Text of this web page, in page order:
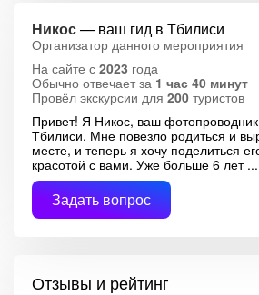
Никос— ваш гид в Тбилиси
Организатор данного мероприятия
На сайте с 2023 года
Обычно отвечает за 1 час 40 минут
Провёл экскурсии для 200 туристов
Привет! Я Никос, ваш
Тбилиси. Мне повезло родиться и
месте, и теперь я хочу поделиться
красотой с вами. Уже больше 6 лет
Задать вопрос
Отзывы и рейтинг